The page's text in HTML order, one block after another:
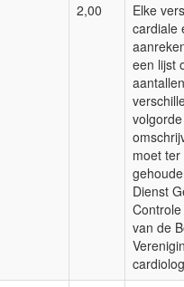
2,00
Elke
cardiale
een lijst
moet
Dienst
van de